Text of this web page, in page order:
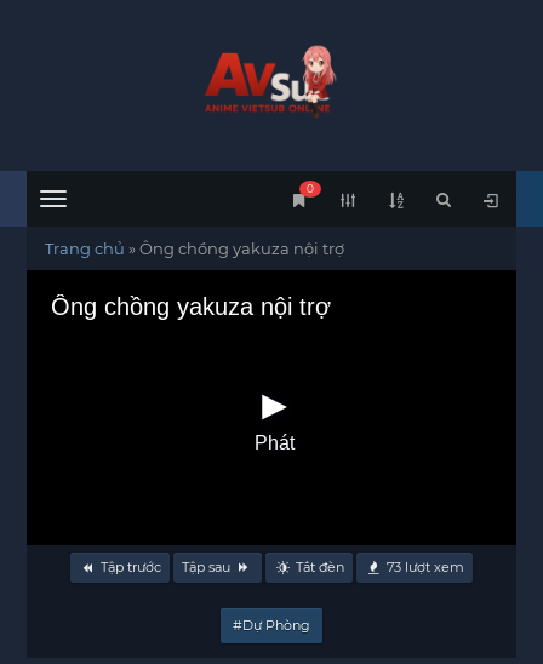
Menu
0
Trang chủ »Ông chồng yakuza nội trợ
Ông chồng yakuza nội trợ
Phát
Tập trước Tập sau Tắt đèn 73 lượt xem
#Dự Phòng